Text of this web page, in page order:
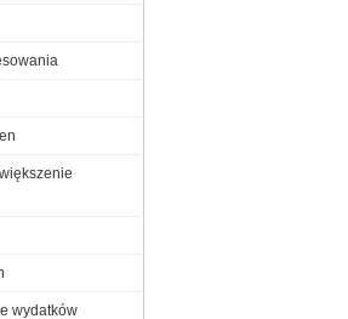
wydatków